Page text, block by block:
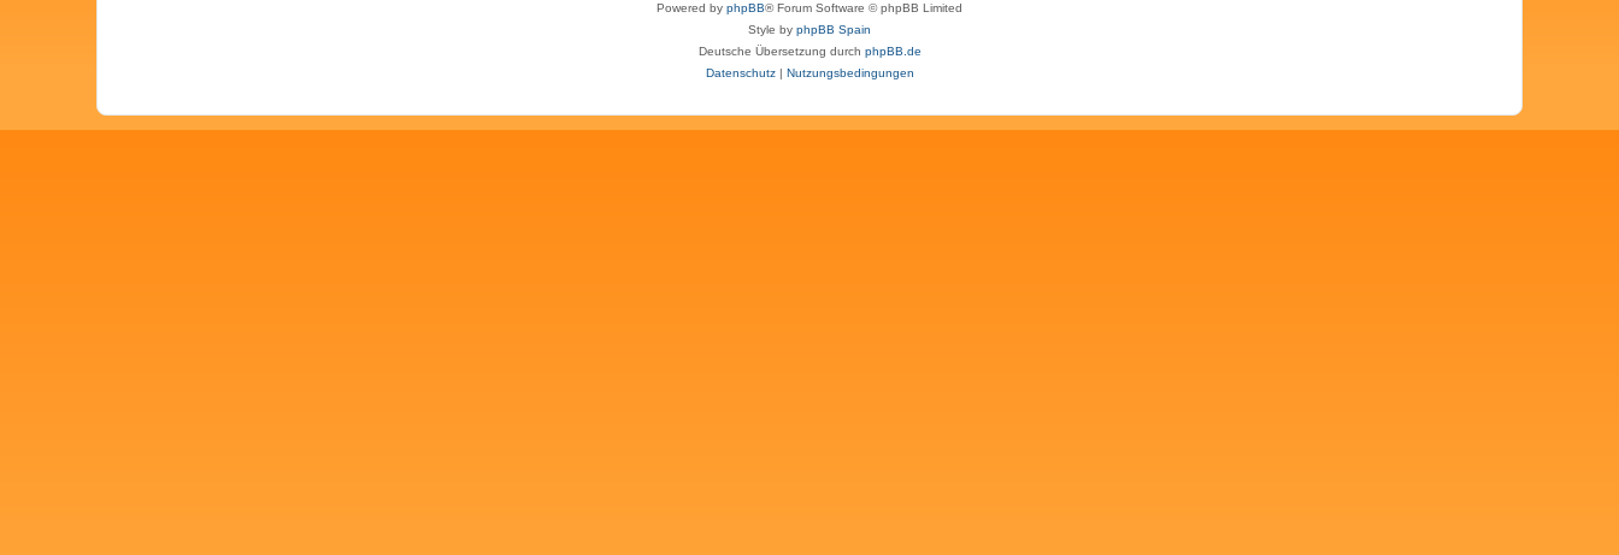
Powered by phpBB® Forum Software © phpBB Limited
Style by phpBB Spain
Deutsche Übersetzung durch phpBB.de
Datenschutz| Nutzungsbedingungen